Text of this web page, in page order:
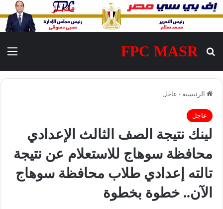
FPC MASR
بحث عن
الرئيسية / عاجل
عاجل
لينك نتيجة الصف الثالث الإعدادي
محافظة سوهاج للاستعلام عن نتيجة
تالته إعدادي طلاب محافظة سوهاج
الآن.. خطوة بخطوة